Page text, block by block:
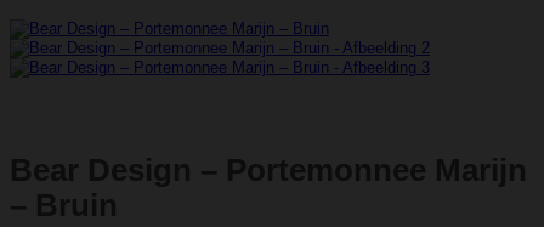
Bear Design – Portemonnee Marijn
– Bruin